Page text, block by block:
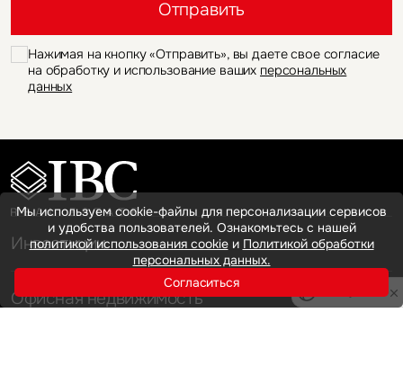
Отправить
Нажимая на кнопку «Отправить», вы даете свое согласие
на обработку и использование ваших персональных
данных
Инвестиции
Офисная недвижимость
Мы используем cookie-файлы для персонализации сервисов
и удобства пользователей. Ознакомьтесь с нашей
политикой использования cookieи Политикой обработки
персональных данных.
Согласиться